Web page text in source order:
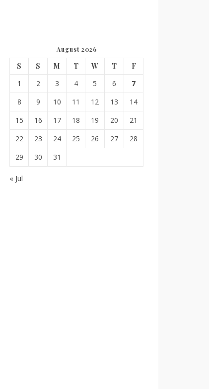
August 2026
S S M T W T
F
1
2 3 4 5 6
7
8
9 10 11 12 13
14
15
16 17 18 19 20
21
22
23 24 25 26 27
28
29
30 31
« Jul